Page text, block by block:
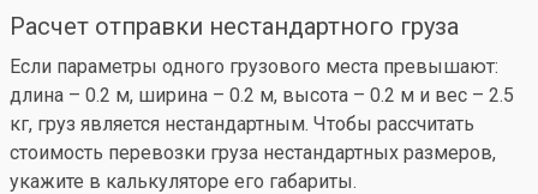
Расчет отправки нестандартного груза
Если параметры одного грузового места превышают:
длина – 0.2 м, ширина – 0.2 м, высота – 0.2 м и вес – 2.5
кг, груз является нестандартным. Чтобы рассчитать
стоимость перевозки груза нестандартных размеров,
укажите в калькуляторе его габариты.